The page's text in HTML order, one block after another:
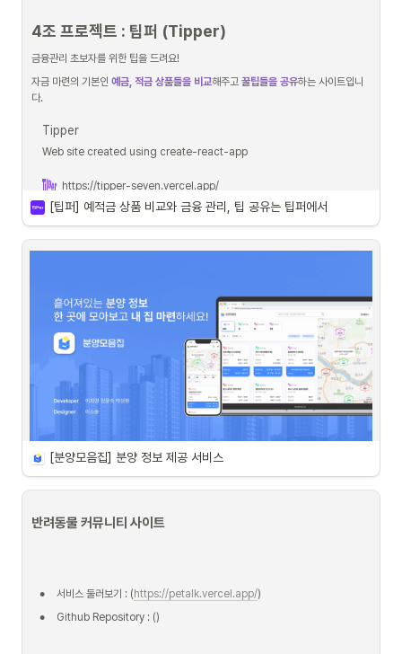
기술적 의사 결정
사용기술 기술 설명
이언트로 데이터를 전송할 수 있습니다.
4조 프로젝트 : 팁퍼 (Tipper)
금융관리 초보자를 위한 팁을 드려요!
자금 마련의 기본인 예금, 적금 상품들을 비교해주고 꿀팁들을 공유하는 사이트입니
다.
Tipper
Web site created using create-react-app
https://tipper-seven.vercel.app/
open-an-account.git
Jocooh
아키텍쳐
주요 기술
firebase
•
[팁퍼] 예적금 상품 비교와 금융 관리, 팁 공유는 팁퍼에서
• 분양모음집은 전국의 분양 정보를 한 눈에 확인할 수 있는
스입니다.
• 분양 정보를 지도와 캘린더에서도 확인할 수 있습니다.
전국 분양정보를 한눈에 확인할 수 있
는 플랫폼입니다.
[분양모음집] 분양 정보 제공 서비스
반려동물 커뮤니티 사이트
• 서비스 둘러보기 : ( https://petalk.vercel.app/)
• Github Repository : ()